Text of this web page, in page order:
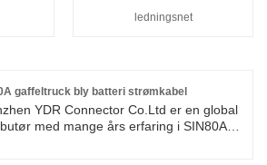
ledningsnet
gaffeltruck bly batteri strømkabel
YDR Connector Co.Ltd er en global
med mange års erfaring i SIN80A